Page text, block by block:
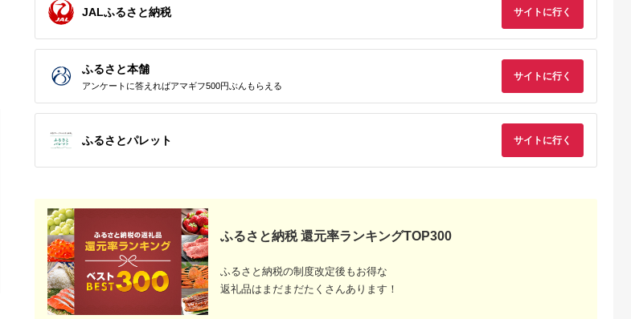
さと納税
神奈川県 鎌倉市
【鎌倉天幕】ふるさと
納税限定品 GL
CHAIR／SAFARI 折り
畳み式アウトドアチェ
ア(座面生地・２枚使
い) KTM-CHSF
5.0
寄付金額:60,000
大阪府 河内長野市
観葉植物 ビカクシダ
Pegasusコルク仕立
て | コウモリラン 壁
掛け 板付け インテリ
ア 室内 4月-12月発送
5.0
寄付金額:37,000円
APHRODITA 日葵ボ
リューム羊毛混 敷布
日本製 創業150年の
信頼と実績
【1098336】
48,000
光美容器 ケノン KE-
NON マットブラック
男女兼用 髭 ムダ毛処
理 サロン 全身 贈答
ギフト プレゼント 美
233,000
三河のジビエ ペット
JALふるさと納税 サイトに行く
ふるさと本舗
アンケートに答えればアマギフ500円ぶんもらえる
サイトに行く
ふるさとパレット サイトに行く
ふるさと納税 還元率ランキングTOP300
ふるさと納税の制度改定後もお得な
返礼品はまだまだたくさんあります！